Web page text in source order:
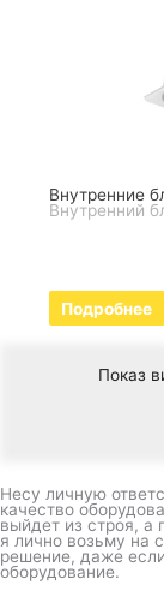
Внутренние
Внутренний
Подробнее
Показ
Несу личную
качество
выйдет из строя, а
я лично возьму на
решение, даже
оборудование.